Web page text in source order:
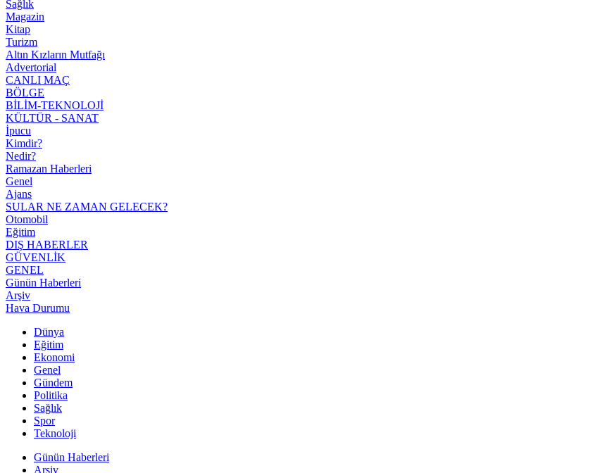
Sağlık
Magazin
Kitap
Turizm
Altın Kızların Mutfağı
Advertorial
CANLI MAÇ
BÖLGE
BİLİM-TEKNOLOJİ
KÜLTÜR - SANAT
İpucu
Kimdir?
Nedir?
Ramazan Haberleri
Genel
Ajans
SULAR NE ZAMAN GELECEK?
Otomobil
Eğitim
DIŞ HABERLER
GÜVENLİK
GENEL
Günün Haberleri
Arşiv
Hava Durumu
Dünya
Eğitim
Ekonomi
Genel
Gündem
Politika
Sağlık
Spor
Teknoloji
Günün Haberleri
Arşiv